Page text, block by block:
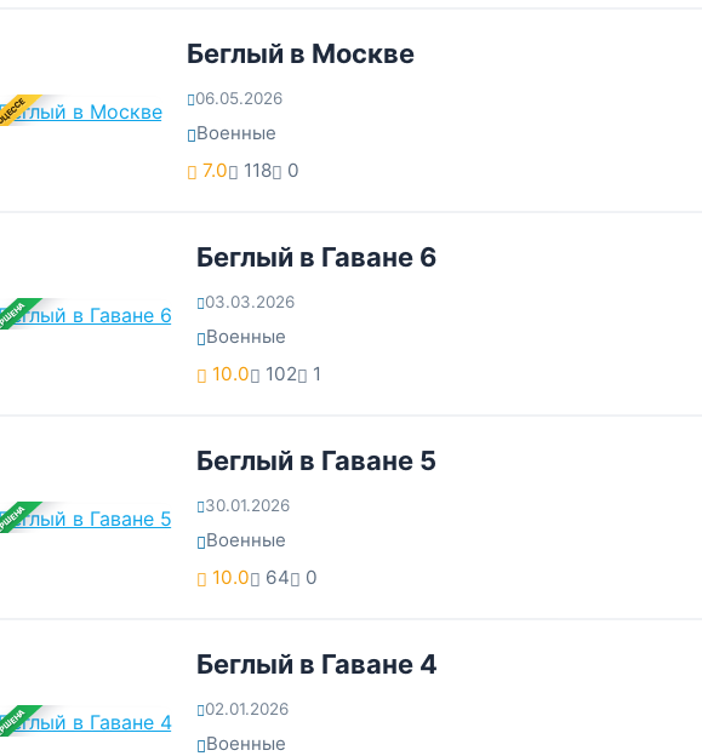
Беглый в Москве
06.05.2026
Военные
7.0
118 0
Беглый в Гаване 6
03.03.2026
Военные
10.0
102 1
Беглый в Гаване 5
30.01.2026
Военные
10.0
64 0
Беглый в Гаване 4
02.01.2026
Военные